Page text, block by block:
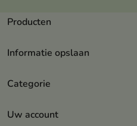
Producten
Informatie opslaan
Categorie
Uw account